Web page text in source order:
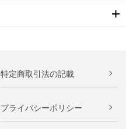
特定商取引法の記載
プライバシーポリシー